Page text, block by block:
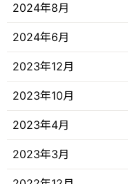
2024年8月
2024年6月
2023年12月
2023年10月
2023年4月
2023年3月